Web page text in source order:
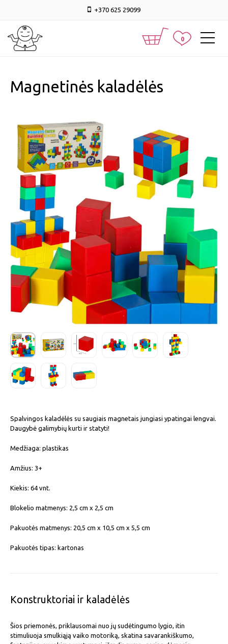
+370 625 29099
0
Magnetinės kaladėlės
Spalvingos kaladėlės su saugiais magnetais jungiasi ypatingai lengvai.
Daugybė galimybių kurti ir statyti!
Medžiaga: plastikas
Amžius: 3+
Kiekis: 64 vnt.
Blokelio matmenys: 2,5 cm x 2,5 cm
Pakuotės matmenys: 20,5 cm x 10,5 cm x 5,5 cm
Pakuotės tipas: kartonas
Konstruktoriai ir kaladėlės
Šios priemonės, priklausomai nuo jų sudėtingumo lygio, itin
stimuliuoja smulkiąją vaiko motoriką, skatina savarankiškumo,